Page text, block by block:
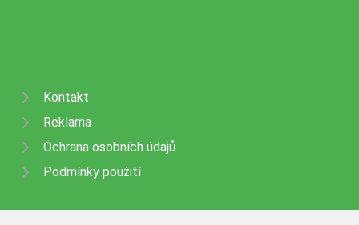
Kontakt
Reklama
Ochrana osobních údajů
Podmínky použití